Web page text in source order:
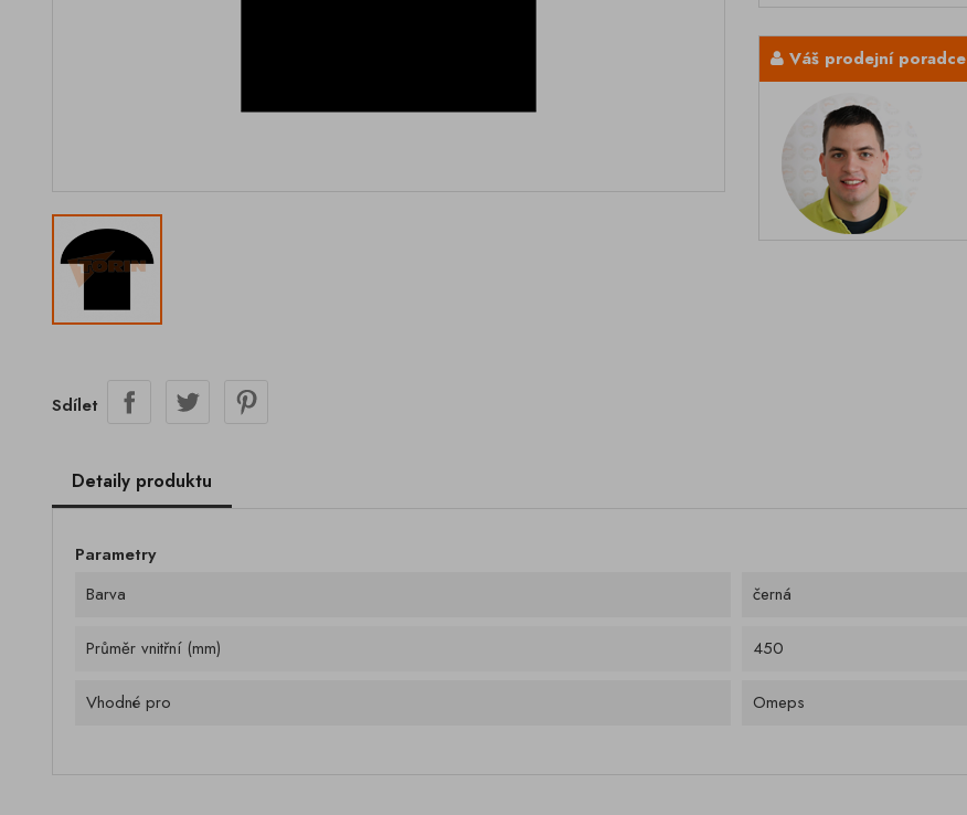
Váš prodejní poradce
Sdílet
Detaily produktu
Parametry
Barva
černá
Průměr vnitřní (mm) 450
Vhodné pro Omeps